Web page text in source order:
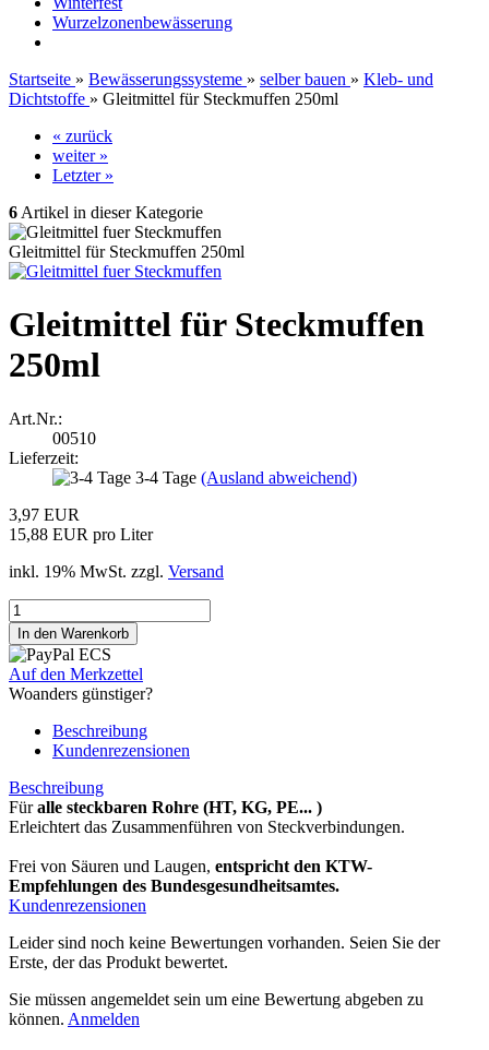
Wurzelzonenbewässerung
Startseite » Bewässerungssysteme » selber bauen » Kleb- und
Dichtstoffe » Gleitmittel für Steckmuffen 250ml
« zurück
weiter »
Letzter »
6 Artikel in dieser Kategorie
Gleitmittel für Steckmuffen 250ml
Gleitmittel für Steckmuffen
250ml
Art.Nr.:
00510
Lieferzeit:
3-4 Tage (Ausland abweichend)
3,97 EUR
15,88 EUR pro Liter
inkl. 19% MwSt. zzgl. Versand
Auf den Merkzettel
Woanders günstiger?
Beschreibung
Kundenrezensionen
Beschreibung
Füralle steckbaren Rohre (HT, KG, PE... )
Erleichtert das Zusammenführen von Steckverbindungen.
Frei von Säuren und Laugen, entspricht den KTW-
Empfehlungen des Bundesgesundheitsamtes.
Kundenrezensionen
Leider sind noch keine Bewertungen vorhanden. Seien Sie der
Erste, der das Produkt bewertet.
Sie müssen angemeldet sein um eine Bewertung abgeben zu
können. Anmelden